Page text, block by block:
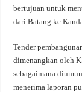
bertujuan untuk
dari Batang ke
Tender
dimenangkan oleh
sebagaimana
menerima laporan